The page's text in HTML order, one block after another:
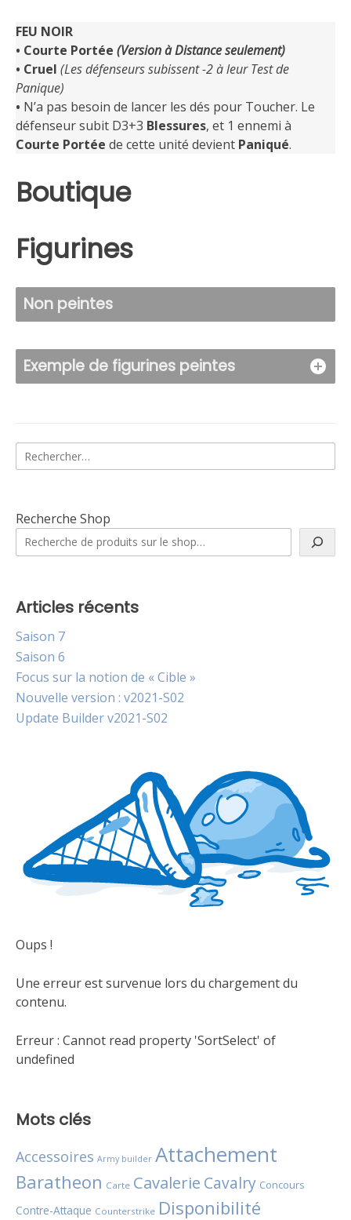
FEU NOIR
• Courte Portée (Version à Distance seulement)
• Cruel (Les défenseurs subissent -2 à leur Test de
Panique)
• N’a pas besoin de lancer les dés pour Toucher. Le
défenseur subit D3+3 Blessures, et 1 ennemi à
Courte Portée de cette unité devient Paniqué.
Boutique
Figurines
Non peintes
Exemple de figurines peintes
Rechercher :
Recherche Shop
Articles récents
Saison 7
Saison 6
Focus sur la notion de « Cible »
Nouvelle version : v2021-S02
Update Builder v2021-S02
Oups !
Une erreur est survenue lors du chargement du
contenu.
Erreur : Cannot read property 'SortSelect' of
undefined
Mots clés
Accessoires Army builder Attachement
Baratheon Carte Cavalerie Cavalry Concours
Contre-Attaque Counterstrike Disponibilité